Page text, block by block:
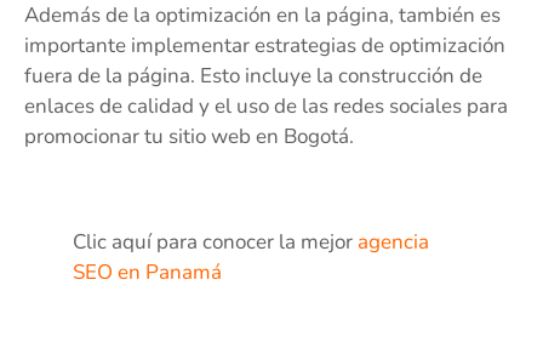
Además de la optimización en la página, también es
importante implementar estrategias de optimización
fuera de la página. Esto incluye la construcción de
enlaces de calidad y el uso de las redes sociales para
promocionar tu sitio web en Bogotá.
Clic aquí para conocer la mejor agencia
SEO en Panamá